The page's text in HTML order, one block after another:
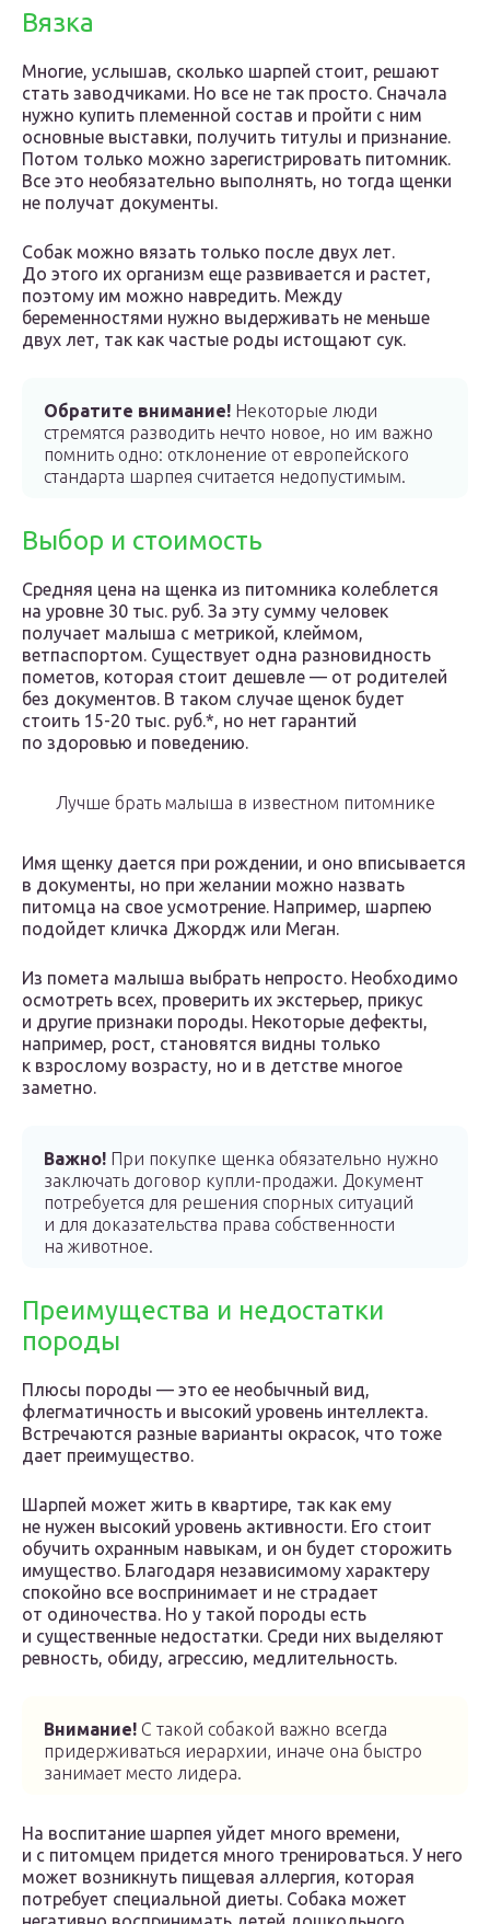
Вязка
Многие, услышав, сколько шарпей стоит, решают
стать заводчиками. Но все не так просто. Сначала
нужно купить племенной состав и пройти с ним
основные выставки, получить титулы и признание.
Потом только можно зарегистрировать питомник.
Все это необязательно выполнять, но тогда щенки
не получат документы.
Собак можно вязать только после двух лет.
До этого их организм еще развивается и растет,
поэтому им можно навредить. Между
беременностями нужно выдерживать не меньше
двух лет, так как частые роды истощают сук.
Обратите внимание! Некоторые люди
стремятся разводить нечто новое, но им важно
помнить одно: отклонение от европейского
стандарта шарпея считается недопустимым.
Выбор и стоимость
Средняя цена на щенка из питомника колеблется
на уровне 30 тыс. руб. За эту сумму человек
получает малыша с метрикой, клеймом,
ветпаспортом. Существует одна разновидность
пометов, которая стоит дешевле — от родителей
без документов. В таком случае щенок будет
стоить 15-20 тыс. руб.*, но нет гарантий
по здоровью и поведению.
Лучше брать малыша в известном питомнике
Имя щенку дается при рождении, и оно вписывается
в документы, но при желании можно назвать
питомца на свое усмотрение. Например, шарпею
подойдет кличка Джордж или Меган.
Из помета малыша выбрать непросто. Необходимо
осмотреть всех, проверить их экстерьер, прикус
и другие признаки породы. Некоторые дефекты,
например, рост, становятся видны только
к взрослому возрасту, но и в детстве многое
заметно.
Важно! При покупке щенка обязательно нужно
заключать договор купли-продажи. Документ
потребуется для решения спорных ситуаций
и для доказательства права собственности
на животное.
Преимущества и недостатки
породы
Плюсы породы — это ее необычный вид,
флегматичность и высокий уровень интеллекта.
Встречаются разные варианты окрасок, что тоже
дает преимущество.
Шарпей может жить в квартире, так как ему
не нужен высокий уровень активности. Его стоит
обучить охранным навыкам, и он будет сторожить
имущество. Благодаря независимому характеру
спокойно все воспринимает и не страдает
от одиночества. Но у такой породы есть
и существенные недостатки. Среди них выделяют
ревность, обиду, агрессию, медлительность.
Внимание! С такой собакой важно всегда
придерживаться иерархии, иначе она быстро
занимает место лидера.
На воспитание шарпея уйдет много времени,
и с питомцем придется много тренироваться. У него
может возникнуть пищевая аллергия, которая
потребует специальной диеты. Собака может